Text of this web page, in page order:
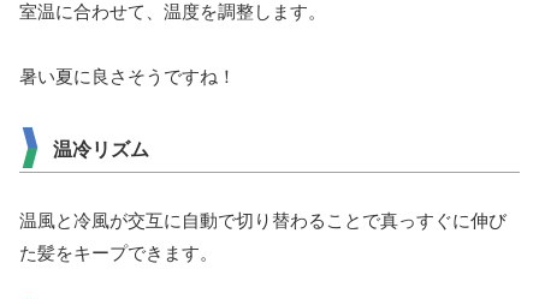
室温に合わせて、温度を調整します。
暑い夏に良さそうですね！
温冷リズム
温風と冷風が交互に自動で切り替わることで真っすぐに伸び
た髪をキープできます。